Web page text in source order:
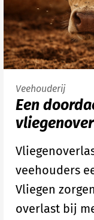
Veehouderij
Een
veehouders
Vliegen
overlast bij